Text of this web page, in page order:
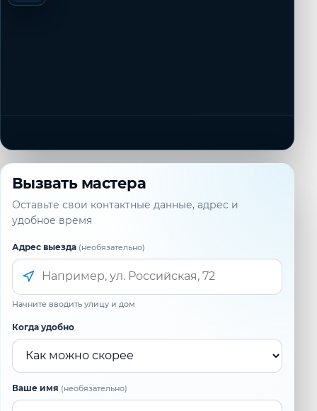
Вызвать мастера
Оставьте свои контактные данные, адрес и
удобное время
Адрес выезда (необязательно)
Начните вводить улицу и дом
Когда удобно
Ваше имя (необязательно)